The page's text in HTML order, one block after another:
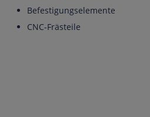
Befestigungselemente
CNC-Frästeile